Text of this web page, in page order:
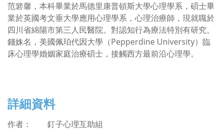
范箬馨，本科畢業於馬德里康普頓斯大學心理學系，碩士畢
業於英國考文垂大學應用心理學系，心理治療師，現就職於
四川省綿陽市第三人民醫院。對認知行為療法特別有研究。
錢姝名，美國佩珀代因大學（Pepperdine University）臨
床心理學婚姻家庭治療碩士，接觸西方最前沿心理學。
詳細資料
作者： 釘子心理互助組